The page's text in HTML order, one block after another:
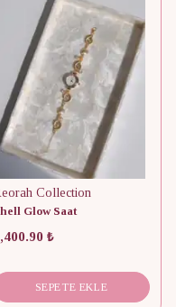
Collection
Glow Saat
₺
SEPETE EKLE